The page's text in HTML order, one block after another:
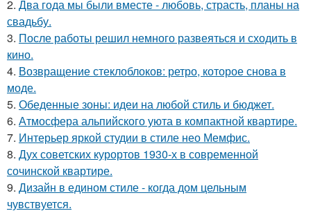
2. Два года мы были вместе - любовь, страсть, планы на
свадьбу.
3. После работы решил немного развеяться и сходить в
кино.
4. Возвращение стеклоблоков: ретро, которое снова в
моде.
5. Обеденные зоны: идеи на любой стиль и бюджет.
6. Атмосфера альпийского уюта в компактной квартире.
7. Интерьер яркой студии в стиле нео Мемфис.
8. Дух советских курортов 1930-х в современной
сочинской квартире.
9. Дизайн в едином стиле - когда дом цельным
чувствуется.